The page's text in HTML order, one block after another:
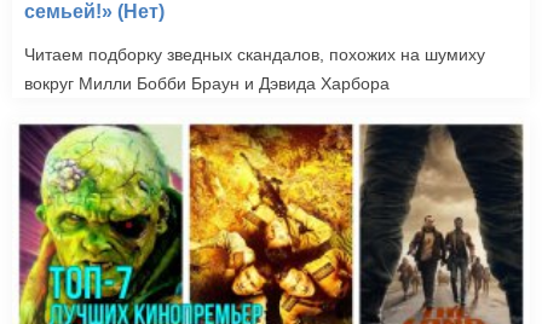
семьей!» (Нет)
Читаем подборку зведных скандалов, похожих на шумиху
вокруг Милли Бобби Браун и Дэвида Харбора